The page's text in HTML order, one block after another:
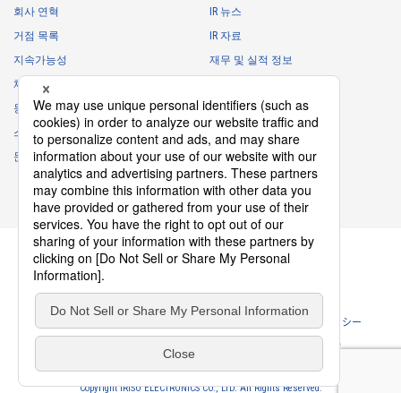
necessary for business and communication
・
For the performance of contracts or management of business
・
For requesting cooperation in questionnaire surveys, etc.
・
To report and notify government agencies and industry
associations
Shareholder personal information
・
For management of shareholders based on laws and regulations
・
To contact and deliver documents to shareholders
Personal information of job applicants
To send recruitment information to applicants for employment
・
For recruitment selection
・
For management of recruiting operations at the Company
・
Other measures in accordance with the provisions of laws and
regulations, or orders and instructions based on laws and
regulations of authorities with legal authority
회사 연혁
거점 목록
지속가능성
채용 정보
동아리
스폰서 활동
문의
IR 뉴스
IR 자료
재무 및 실적 정보
IR 캘린더
IR에 관한 자주 하는 질문
IR 정책
면책사항
ソーシャルメディアポリシー
이용약관
Copyright IRISO ELECTRONICS CO., LTD. All Rights Reserved.